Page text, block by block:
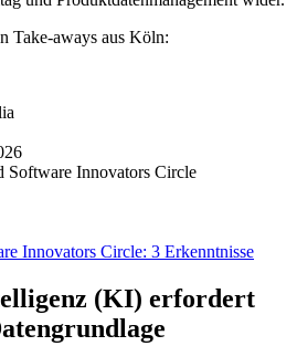
Take-aways aus Köln:
Innovators Circle: 3 Erkenntnisse
(KI) erfordert